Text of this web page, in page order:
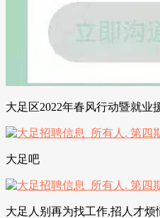
大足区2022年春风行动暨就业
大足吧
大足人别再为找工作,招人才